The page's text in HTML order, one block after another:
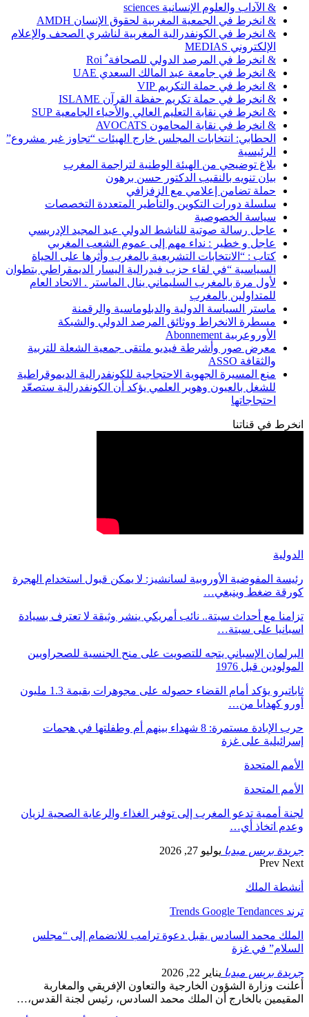
& الآداب والعلوم الإنسانية sciences
& انخرط في الجمعية المغربية لحقوق الإنسان AMDH
& انخرط في الكونفدرالية المغربية لناشري الصحف والإعلام
الإلكتروني MEDIAS
& انخرط في المرصد الدولي للصحافة ٌ Roi
& انخرط في جامعة عبد المالك السعدي UAE
& انخرط في حملة التكريم VIP
& انخرط في حملة تكريم حفظة القرآن ISLAME
& انخرط في نقابة التعليم العالي والأحياء الجامعية SUP
& انخرط في نقابة المحامون AVOCATS
الحطابي: انتخابات المجلس خارج الهيئات “تجاوز غير مشروع”
الرئيسية
بلاغ توضيحي من الهيئة الوطنية لتراجمة المغرب
بيان تنويه بالنقيب الدكتور حسن برهون
حملة تضامن إعلامي مع الزفزافي
سلسلة دورات التكوين والتأطير المتعددة التخصصات
سياسة الخصوصية
عاجل رسالة صوتية للناشط الدولي عبد المجيد الإدريسي
عاجل و خطير : نداء مهم إلى عموم الشعب المغربي
كتاب : “الانتخابات التشريعية بالمغرب وأثرها على الحياة
السياسية “في لقاء حزب فيدرالية اليسار الديمقراطي بتطوان
لأول مرة بالمغرب السليماني ينال الماستر . الاتحاد العام
للمتداولين بالمغرب
ماستر السياسة الدولية والدبلوماسية والرقمنة
مسطرة الانخراط ووثائق المرصد الدولي والشبكة
الأوروعربية Abonnement
معرض صور وأشرطة فيديو ملتقى جمعية الشعلة للتربية
والثقافة ASSO
منع المسيرة الجهوية الاحتجاجية للكونفدرالية الديموقراطية
للشغل بالعيون وهوير العلمي يؤكد أن الكونفدرالية ستصعّد
احتجاجاتها
انخرط في قناتنا
الدولية
رئيسة المفوضية الأوروبية لسانشيز: لا يمكن قبول استخدام الهجرة
كورقة ضغط وينبغي…
تزامنا مع أحداث سبتة.. نائب أمريكي ينشر وثيقة لا تعترف بسيادة
اسبانيا على سبتة…
البرلمان الإسباني يتجه للتصويت على منح الجنسية للصحراويين
المولودين قبل 1976
ثاباتيرو يؤكد أمام القضاء حصوله على مجوهرات بقيمة 1.3 مليون
أورو كهدايا من…
حرب الإبادة مستمرة: 8 شهداء بينهم أم وطفلتها في هجمات
إسرائيلية على غزة
الأمم المتحدة
الأمم المتحدة
لجنة أممية تدعو المغرب إلى توفير الغذاء والرعاية الصحية لزيان
وعدم اتخاذ أي…
جريدة بريس ميديا يوليو 27, 2026
Prev Next
أنشطة الملك
ترند Trends Google Tendances
الملك محمد السادس يقبل دعوة ترامب للانضمام إلى “مجلس
السلام” في غزة
جريدة بريس ميديا يناير 22, 2026
أعلنت وزارة الشؤون الخارجية والتعاون الإفريقي والمغاربة
المقيمين بالخارج أن الملك محمد السادس، رئيس لجنة القدس،…